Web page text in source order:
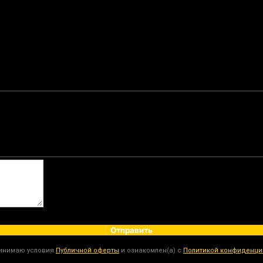
Отправить
условия Публичной оферты и ознакомлен(а) с Политикой